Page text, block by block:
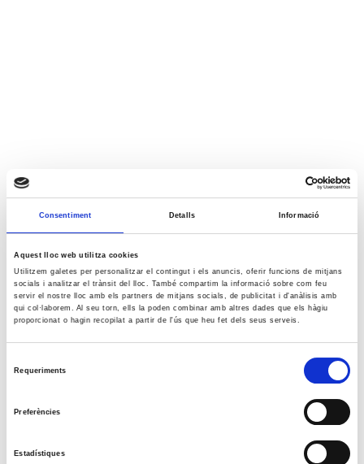
Consentiment Detalls Informació
Aquest lloc web utilitza cookies
Utilitzem galetes per personalitzar el contingut i els anuncis, oferir funcions de mitjans
socials i analitzar el trànsit del lloc. També compartim la informació sobre com feu
servir el nostre lloc amb els partners de mitjans socials, de publicitat i d'anàlisis amb
qui col·laborem. Al seu torn, ells la poden combinar amb altres dades que els hàgiu
proporcionat o hagin recopilat a partir de l'ús que heu fet dels seus serveis.
Requeriments
Preferències
Estadístiques